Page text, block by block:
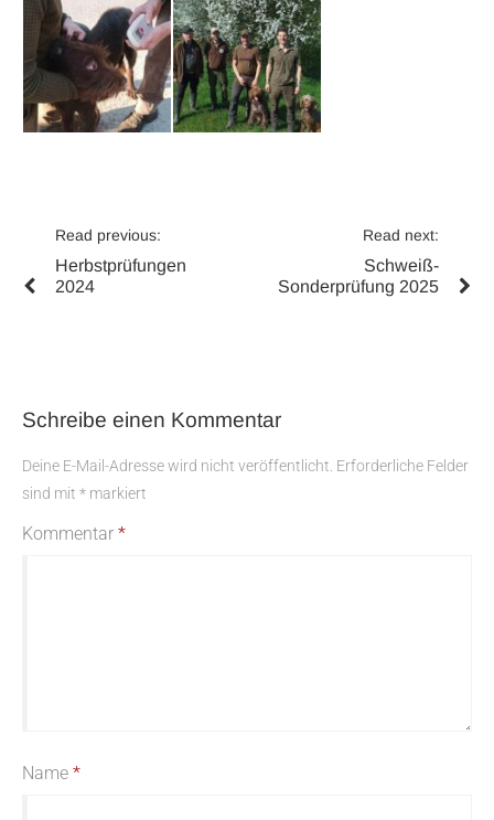
Read previous:
Previous
post:
Herbstprüfungen
2024
Read next:
Next
post:
Schweiß-
Sonderprüfung 2025
Schreibe einen Kommentar
Deine E-Mail-Adresse wird nicht veröffentlicht. Erforderliche Felder
sind mit * markiert
Kommentar *
Name *